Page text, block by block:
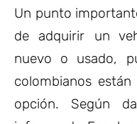
Un punto
de adquirir un
nuevo o usado,
colombianos
opción. Según